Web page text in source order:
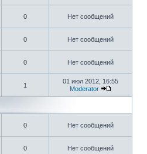
0 Нет сообщений
0 Нет сообщений
0 Нет сообщений
1
01 июл 2012, 16:55
Moderator
0 Нет сообщений
0 Нет сообщений